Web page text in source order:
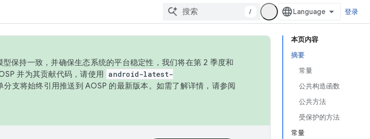
/ 登录
本页内容
摘要
常量
公共构造函数
公共方法
受保护的方法
常量
保持一致，并确保生态系统的平台稳定性，我们将在第 2 季度和
并为其贡献代码，请使用 android-latest-
分支将始终引用推送到 AOSP 的最新版本。如需了解详情，请参阅